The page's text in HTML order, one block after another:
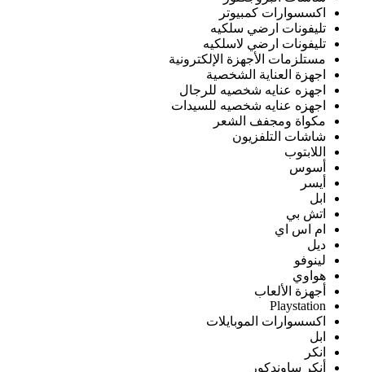
اكسسوارات كمبيوتر
تليفونات ارضي سلكيه
تليفونات ارضي لاسلكيه
مستلزمات الأجهزة الإلكترونية
اجهزة العناية الشخصية
اجهزه عنايه شخصيه للرجال
اجهزه عنايه شخصيه للسيدات
مكواة ومجفف الشعر
شاشات التلفزيون
اللابتوب
أسوس
أيسر
ابل
اتش بي
ام اس اي
ديل
لينوفو
هواوي
أجهزة الألعاب
Playstation
اكسسوارات الموبايلات
ابل
انكر
أنكر ساوندكور